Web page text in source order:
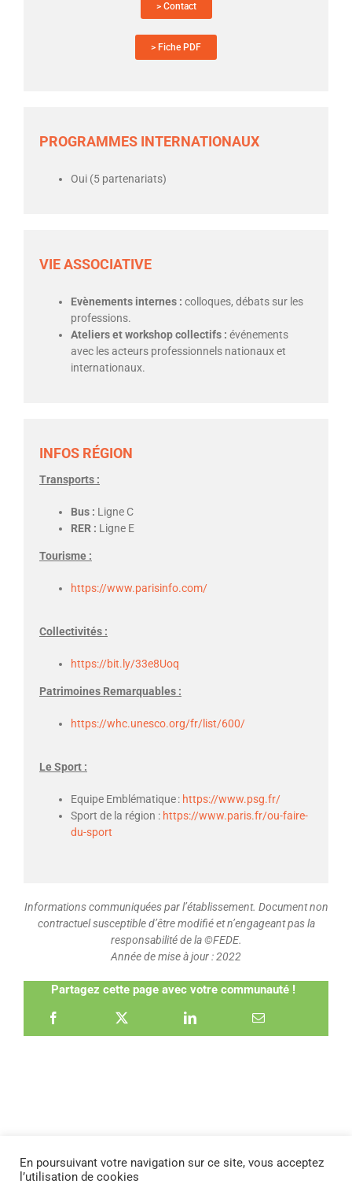
> Contact
> Fiche PDF
PROGRAMMES INTERNATIONAUX
Oui (5 partenariats)
VIE ASSOCIATIVE
Evènements internes : colloques, débats sur les
professions.
Ateliers et workshop collectifs : événements
avec les acteurs professionnels nationaux et
internationaux.
INFOS RÉGION
Transports :
Bus : Ligne C
RER : Ligne E
Tourisme :
https://www.parisinfo.com/
Collectivités :
https://bit.ly/33e8Uoq
Patrimoines Remarquables :
https://whc.unesco.org/fr/list/600/
Le Sport :
Equipe Emblématique : https://www.psg.fr/
Sport de la région : https://www.paris.fr/ou-faire-
du-sport
Informations communiquées par l’établissement. Document non
contractuel susceptible d’être modifié et n’engageant pas la
responsabilité de la ©FEDE.
Année de mise à jour : 2022
Partagez cette page avec votre communauté !
En poursuivant votre navigation sur ce site, vous acceptez
l’utilisation de cookies